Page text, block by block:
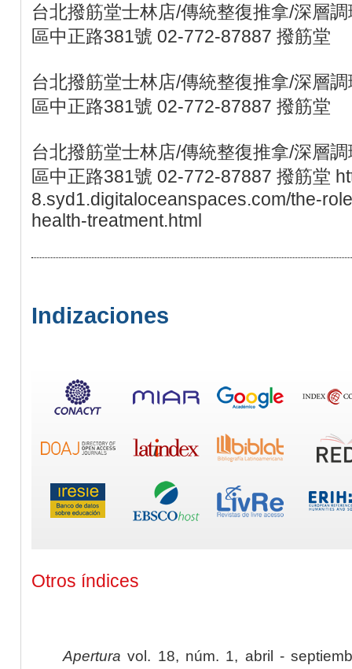
台北撥筋堂士林店/傳統整復推拿/深層
區中正路381號 02-772-87887 撥筋堂
台北撥筋堂士林店/傳統整復推拿/深層
區中正路381號 02-772-87887 撥筋堂
台北撥筋堂士林店/傳統整復推拿/深層
區中正路381號 02-772-87887 撥筋堂
8.syd1.digitaloceanspaces.com/the-
health-treatment.html
Indizaciones
Otros índices
Apertura vol. 18, núm. 1, abril -